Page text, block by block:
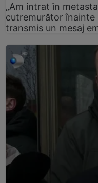
„Am intrat în
cutremurător înainte
transmis un mesaj